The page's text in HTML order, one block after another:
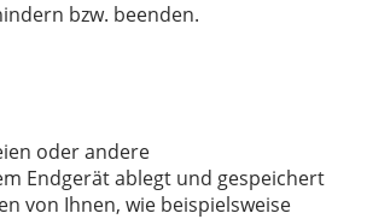
bzw. beenden.
oder andere
Endgerät ablegt und gespeichert
von Ihnen, wie beispielsweise